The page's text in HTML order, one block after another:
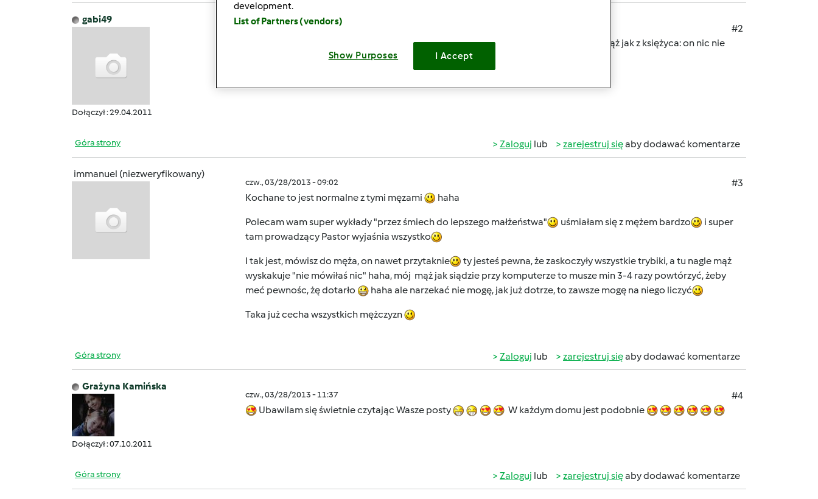
gabi49
Dołączył : 29.04.2011
czw., 03/28/2013 - 08:03
#2
Elu, ale się uśmiałam. Ja tez tak mam. Czasem się nagadam, nagadam, a mój mąż jak z księżyca: on nic nie
wiedział, ja mu mówiłam? To chyba nie jemu. No i masz babo placek. Ach, te chłopy!
Góra strony Zaloguj lub zarejestruj sięaby dodawać komentarze
immanuel (niezweryfikowany)
czw., 03/28/2013 - 09:02
#3
Kochane to jest normalne z tymi męzami
haha
Polecam wam super wykłady "przez śmiech do lepszego małżeństwa" uśmiałam się z mężem bardzo
i super
tam prowadzący Pastor wyjaśnia wszystko
I tak jest, mówisz do męża, on nawet przytaknie
ty jesteś pewna, że zaskoczyły wszystkie trybiki, a tu nagle mąż
wyskakuje "nie mówiłaś nic" haha, mój mąż jak siądzie przy komputerze to musze min 3-4 razy powtórzyć, żeby
meć pewnośc, żę dotarło
haha ale narzekać nie mogę, jak już dotrze, to zawsze mogę na niego liczyć
Taka już cecha wszystkich mężczyzn
Góra strony Zaloguj lub zarejestruj sięaby dodawać komentarze
Grażyna Kamińska
Dołączył : 07.10.2011
czw., 03/28/2013 - 11:37
#4
Ubawilam się świetnie czytając Wasze posty
W każdym domu jest podobnie
Góra strony Zaloguj lub zarejestruj sięaby dodawać komentarze
development.
List of Partners (vendors)
Show Purposes I Accept